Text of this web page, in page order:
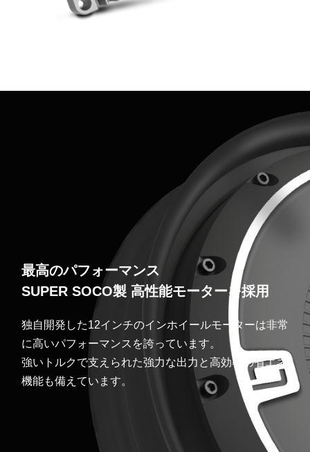
最高のパフォーマンス
SUPER SOCO製 高性能モーターを採用
独自開発した12インチのインホイールモーターは非常
に高いパフォーマンスを誇っています。
強いトルクで支えられた強力な出力と高効率の省エネ
機能も備えています。